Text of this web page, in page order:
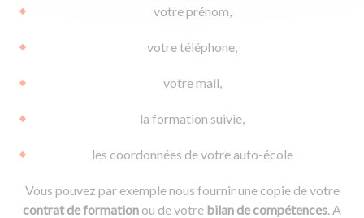
votre prénom,
votre téléphone,
votre mail,
la formation suivie,
les coordonnées de votre auto-école
Vous pouvez par exemple nous fournir une copie de votre
contrat de formationou de votre bilan de compétences. A